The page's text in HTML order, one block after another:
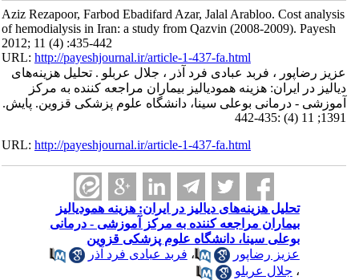
Aziz Rezapoor, Farbod Ebadifard Azar, Jalal Arabloo. Cost analysis
of hemodialysis in Iran: a study from Qazvin (2008-2009). Payesh
2012; 11 (4) :435-442
URL:http://payeshjournal.ir/article-1-437-fa.html
عزیز رضاپور ، فربد عبادی فرد آذر ، جلال عربلو . تحلیل هزینه‌های
دیالیز در ایران: هزینه همودیالیز بیماران مراجعه کننده به مرکز
آموزشی - درمانی بوعلی سینا، دانشگاه علوم پزشکی قزوین. پایش.
1391; 11 (4) :435-442
URL:http://payeshjournal.ir/article-1-437-fa.html
تحلیل هزینه‌های دیالیز در ایران: هزینه همودیالیز
بیماران مراجعه کننده به مرکز آموزشی - درمانی
بوعلی سینا، دانشگاه علوم پزشکی قزوین
عزیز رضاپور
،فربد عبادی فرد آذر
جلال عربلو